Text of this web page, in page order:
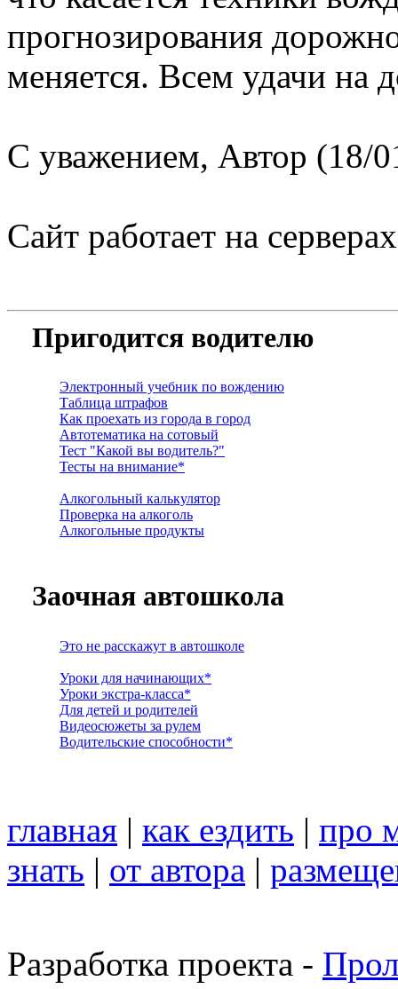
прогнозирования
меняется. Всем удачи на
С уважением, Автор (18/
Сайт работает на
Пригодится водителю
Электронный учебник по вождению
Таблица штрафов
Как проехать из города в город
Автотематика на сотовый
Тест "Какой вы водитель?"
Тесты на внимание*
Алкогольный калькулятор
Проверка на алкоголь
Алкогольные продукты
Заочная автошкола
Это не расскажут в автошколе
Уроки для начинающих*
Уроки экстра-класса*
Для детей и родителей
Видеосюжеты за рулем
Водительские способности*
главная | как ездить | про
знать | от автора |
Разработка проекта -